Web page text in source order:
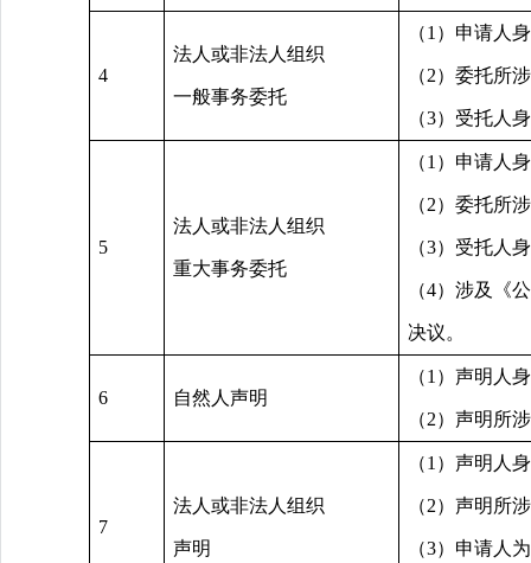
4
法人或非法人组织
一般事务委托
（1）申请人
（2）委托所
（3）受托人
5
法人或非法人组织
重大事务委托
（1）申请人
（2）委托所
（3）受托人
（4）涉及《
决议。
6 自然人声明
（1）声明人
（2）声明所
7
法人或非法人组织
声明
（1）声明人
（2）声明所
（3）申请人